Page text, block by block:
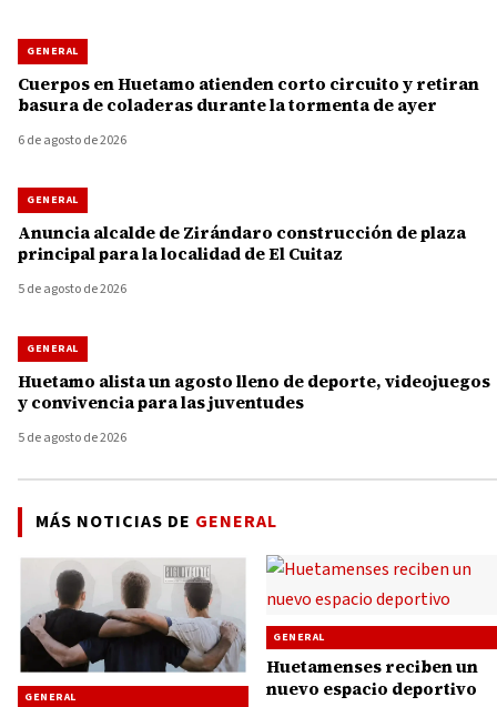
GENERAL
Cuerpos en Huetamo atienden corto circuito y retiran
basura de coladeras durante la tormenta de ayer
6 de agosto de 2026
GENERAL
Anuncia alcalde de Zirándaro construcción de plaza
principal para la localidad de El Cuitaz
5 de agosto de 2026
GENERAL
Huetamo alista un agosto lleno de deporte, videojuegos
y convivencia para las juventudes
5 de agosto de 2026
MÁS NOTICIAS DE GENERAL
GENERAL
GENERAL
Huetamenses reciben un
nuevo espacio deportivo